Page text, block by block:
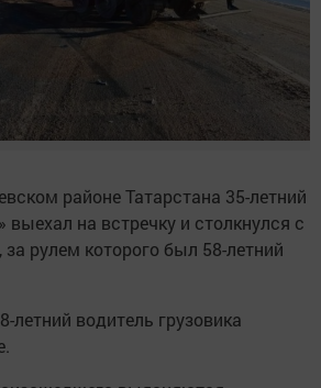
районе Татарстана 35-летний
на встречку и столкнулся с
рулем которого был 58-летний
летний водитель грузовика